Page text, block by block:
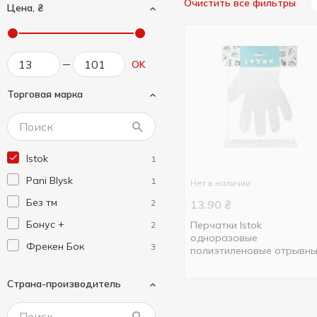
Цена, ₴
OK
Торговая марка
Istok 1
Pani Blysk 1
Без тм 2
Бонус + 2
Фрекен Бок 3
Страна-производитель
Очистить все фильтры
Нет в наличии
13.90 ₴
Перчатки Istok
одноразовые
полиэтиленовые